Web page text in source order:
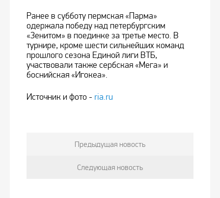
Ранее в субботу пермская «Парма»
одержала победу над петербургским
«Зенитом» в поединке за третье место. В
турнире, кроме шести сильнейших команд
прошлого сезона Единой лиги ВТБ,
участвовали также сербская «Мега» и
боснийская «Игокеа».
Источник и фото - ria.ru
Предыдущая новость
Следующая новость